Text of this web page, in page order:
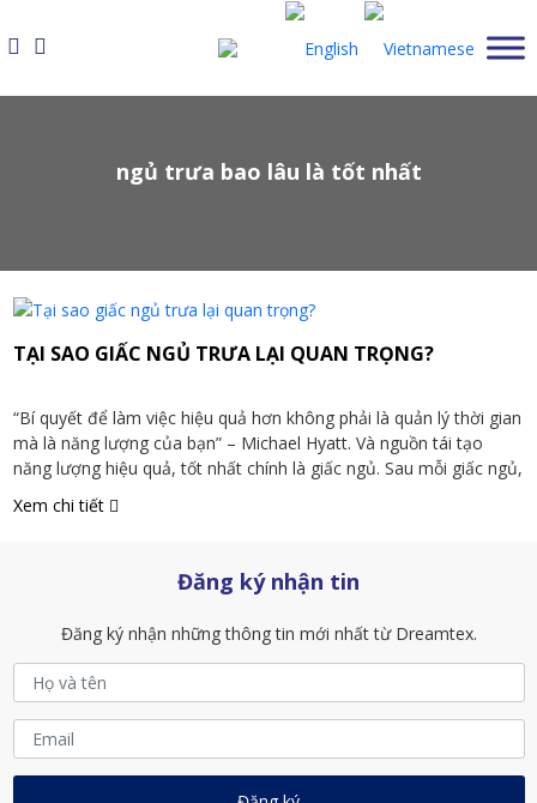
to
content
ngủ trưa bao lâu là tốt nhất
TẠI SAO GIẤC NGỦ TRƯA LẠI QUAN TRỌNG?
“Bí quyết để làm việc hiệu quả hơn không phải là quản lý thời gian
mà là năng lượng của bạn” – Michael Hyatt. Và nguồn tái tạo
năng lượng hiệu quả, tốt nhất chính là giấc ngủ. Sau mỗi giấc ngủ,
ta như được sạc đầy năng lượng, tinh thần trở nên sảng khoái […]
Xem chi tiết
Đăng ký nhận tin
Đăng ký nhận những thông tin mới nhất từ Dreamtex.